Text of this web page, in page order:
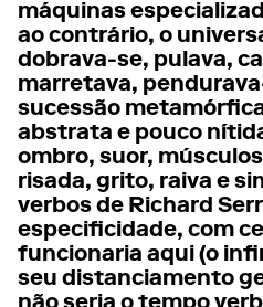
máquinas
ao contrário, o
dobrava-se, pulava,
marretava,
sucessão
abstrata e pouco
ombro, suor,
risada, grito, raiva e
verbos de Richard
especificidade, com
funcionaria aqui (o
seu distanciamento